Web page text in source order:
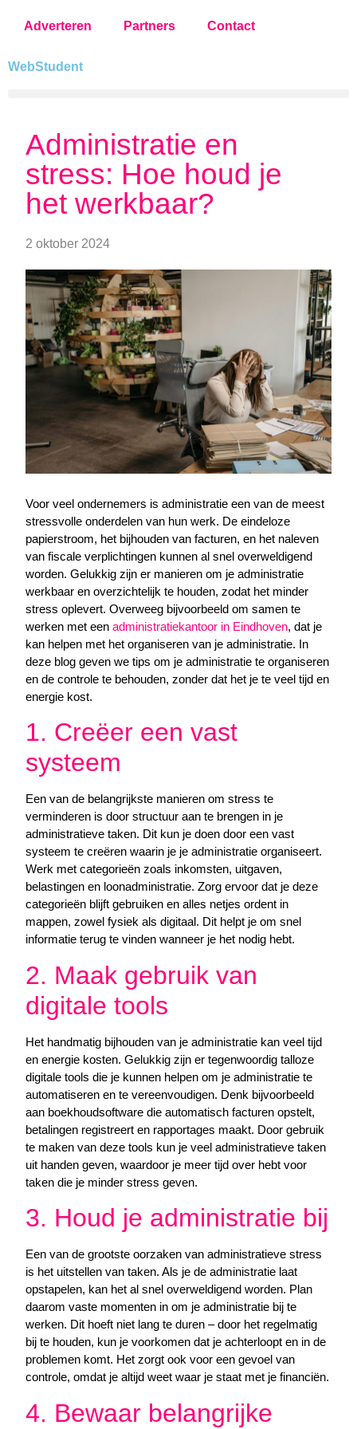
Adverteren Partners Contact
WebStudent
Administratie en
stress: Hoe houd je
het werkbaar?
2 oktober 2024
Voor veel ondernemers is administratie een van de meest
stressvolle onderdelen van hun werk. De eindeloze
papierstroom, het bijhouden van facturen, en het naleven
van fiscale verplichtingen kunnen al snel overweldigend
worden. Gelukkig zijn er manieren om je administratie
werkbaar en overzichtelijk te houden, zodat het minder
stress oplevert. Overweeg bijvoorbeeld om samen te
werken met een administratiekantoor in Eindhoven, dat je
kan helpen met het organiseren van je administratie. In
deze blog geven we tips om je administratie te organiseren
en de controle te behouden, zonder dat het je te veel tijd en
energie kost.
1. Creëer een vast
systeem
Een van de belangrijkste manieren om stress te
verminderen is door structuur aan te brengen in je
administratieve taken. Dit kun je doen door een vast
systeem te creëren waarin je je administratie organiseert.
Werk met categorieën zoals inkomsten, uitgaven,
belastingen en loonadministratie. Zorg ervoor dat je deze
categorieën blijft gebruiken en alles netjes ordent in
mappen, zowel fysiek als digitaal. Dit helpt je om snel
informatie terug te vinden wanneer je het nodig hebt.
2. Maak gebruik van
digitale tools
Het handmatig bijhouden van je administratie kan veel tijd
en energie kosten. Gelukkig zijn er tegenwoordig talloze
digitale tools die je kunnen helpen om je administratie te
automatiseren en te vereenvoudigen. Denk bijvoorbeeld
aan boekhoudsoftware die automatisch facturen opstelt,
betalingen registreert en rapportages maakt. Door gebruik
te maken van deze tools kun je veel administratieve taken
uit handen geven, waardoor je meer tijd over hebt voor
taken die je minder stress geven.
3. Houd je administratie bij
Een van de grootste oorzaken van administratieve stress
is het uitstellen van taken. Als je de administratie laat
opstapelen, kan het al snel overweldigend worden. Plan
daarom vaste momenten in om je administratie bij te
werken. Dit hoeft niet lang te duren – door het regelmatig
bij te houden, kun je voorkomen dat je achterloopt en in de
problemen komt. Het zorgt ook voor een gevoel van
controle, omdat je altijd weet waar je staat met je financiën.
4. Bewaar belangrijke